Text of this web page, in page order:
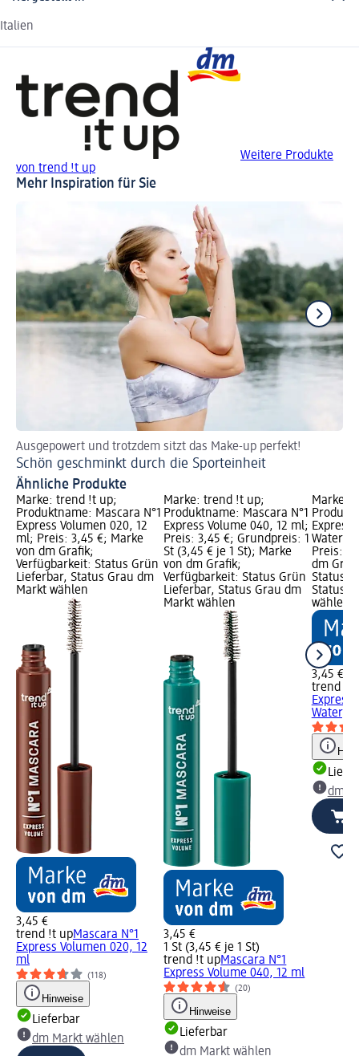
Italien
Weitere Produkte
von trend !t up
Mehr Inspiration für Sie
Ausgepowert und trotzdem sitzt das Make-up perfekt!
Schön geschminkt durch die Sporteinheit
Ähnliche Produkte
Marke: trend !t up;
Produktname: Mascara N°1
Express Volumen 020, 12
ml; Preis: 3,45 €; Marke
von dm Grafik;
Verfügbarkeit: Status Grün
Lieferbar, Status Grau dm
Markt wählen
3,45 €
trend !t upMascara N°1
Express Volumen 020, 12
ml
(118)
Hinweise
Lieferbar
dm Markt wählen
Marke: trend !t up;
Produktname: Mascara N°1
Express Volume 040, 12 ml;
Preis: 3,45 €; Grundpreis: 1
St (3,45 € je 1 St); Marke
von dm Grafik;
Verfügbarkeit: Status Grün
Lieferbar, Status Grau dm
Markt wählen
3,45 €
1 St (3,45 € je 1 St)
trend !t upMascara N°1
Express Volume 040, 12 ml
(20)
Hinweise
Lieferbar
dm Markt wählen
Marke:
Express
Preis:
dm
Status
Status
wählen
3,45 €
trend !t
Express
dm